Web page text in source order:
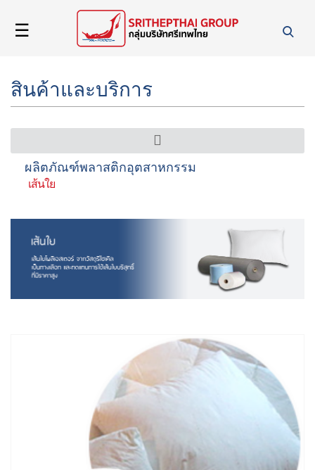
แรก
เรา
และ
บริการ
☰
สินค้าและบริการ
ผลิตภัณฑ์พลาสติกอุตสาหกรรม
เส้นใย